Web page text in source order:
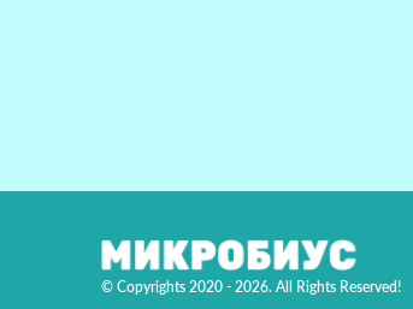
© Copyrights 2020 - 2026. All Rights Reserved!